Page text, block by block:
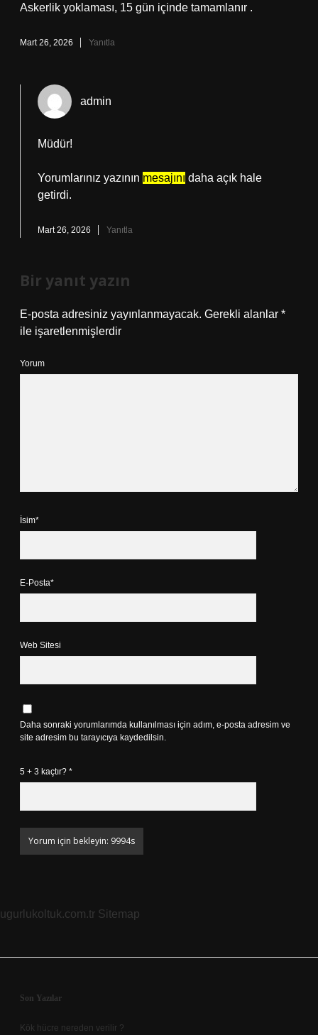
Askerlik yoklaması, 15 gün içinde tamamlanır .
Mart 26, 2026 Yanıtla
admin
Müdür!
Yorumlarınız yazının mesajını daha açık hale
getirdi.
Mart 26, 2026 Yanıtla
Bir yanıt yazın
E-posta adresiniz yayınlanmayacak. Gerekli alanlar *
ile işaretlenmişlerdir
Yorum
İsim*
E-Posta*
Web Sitesi
Daha sonraki yorumlarımda kullanılması için adım, e-posta adresim ve
site adresim bu tarayıcıya kaydedilsin.
5 + 3 kaçtır? *
ugurlukoltuk.com.tr Sitemap
Sidebar
Son Yazılar
Kök hücre nereden verilir ?